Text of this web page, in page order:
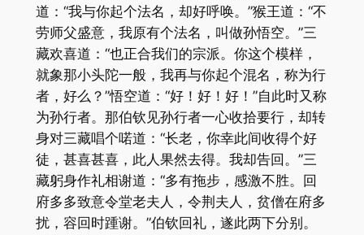
道：“我与你起个法名，却好呼唤。”猴王道：“不
劳师父盛意，我原有个法名，叫做孙悟空。”三
藏欢喜道：“也正合我们的宗派。你这个模样，
就象那小头陀一般，我再与你起个混名，称为行
者，好么？”悟空道：“好！好！好！”自此时又称
为孙行者。那伯钦见孙行者一心收拾要行，却转
身对三藏唱个喏道：“长老，你幸此间收得个好
徒，甚喜甚喜，此人果然去得。我却告回。”三
藏躬身作礼相谢道：“多有拖步，感激不胜。回
府多多致意令堂老夫人，令荆夫人，贫僧在府多
扰，容回时踵谢。”伯钦回礼，遂此两下分别。